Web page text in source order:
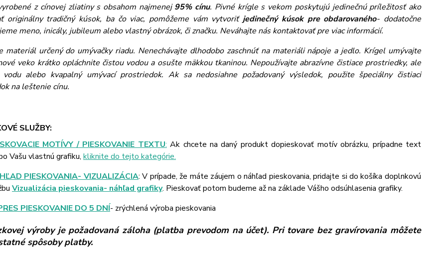
z cínovej zliatiny s obsahom najmenej95% cínu. Pivné krígle s vekom poskytujú jedinečnú príležitosť ako
originálny tradičný kúsok, ba čo viac, pomôžeme vám vytvoriťjedinečný kúsok pre obdarovaného- dodatočne
meno, inicály, jubileum alebo vlastný obrázok, či značku. Neváhajte nás kontaktovať pre viac informácií.
materiál určený do umývačky riadu. Nenechávajte dlhodobo zaschnúť na materiáli nápoje a jedlo. Krígel umývajte
veko krátko opláchnite čistou vodou a osušte mäkkou tkaninou. Nepoužívajte abrazívne čistiace prostriedky, ale
vodu alebo kvapalný umývací prostriedok. Ak sa nedosiahne požadovaný výsledok, použite špeciálny čistiaci
na leštenie cínu.
SLUŽBY:
MOTÍVY / PIESKOVANIE TEXTU: Ak chcete na daný produkt dopieskovať motív obrázku, prípadne text
Vašu vlastnú grafiku, kliknite do tejto kategórie.
PIESKOVANIA- VIZUALIZÁCIA: V prípade, že máte záujem o náhľad pieskovania, pridajte si do košíka doplnkovú
Vizualizácia pieskovania- náhľad grafiky. Pieskovať potom budeme až na základe Vášho odsúhlasenia grafiky.
PIESKOVANIE DO 5 DNÍ- zrýchlená výroba pieskovania
výroby je požadovaná záloha (platba prevodom na účet). Pri tovare bez gravírovania môžete
spôsoby platby.